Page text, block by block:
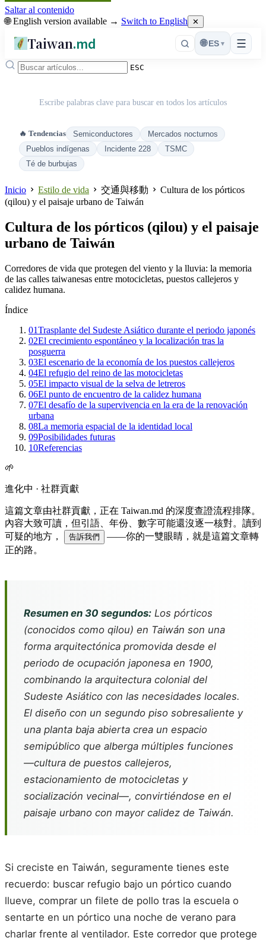
Saltar al contenido
🌐 English version available → Switch to English ✕
Taiwan.md ☰
🌐 ES ▾
ESC
Escribe palabras clave para buscar en todos los artículos
🔥 Tendencias Semiconductores
Mercados nocturnos
Pueblos indígenas
Incidente 228
TSMC
Té de burbujas
Inicio Estilo de vida 交通與移動
Cultura de los pórticos
(qilou) y el paisaje urbano de Taiwán
Cultura de los pórticos (qilou) y el paisaje
urbano de Taiwán
Corredores de vida que protegen del viento y la lluvia: la memoria
de las calles taiwanesas entre motocicletas, puestos callejeros y
calidez humana.
Índice
01Trasplante del Sudeste Asiático durante el periodo japonés
02El crecimiento espontáneo y la localización tras la
posguerra
03El escenario de la economía de los puestos callejeros
04El refugio del reino de las motocicletas
05El impacto visual de la selva de letreros
06El punto de encuentro de la calidez humana
07El desafío de la supervivencia en la era de la renovación
urbana
08La memoria espacial de la identidad local
09Posibilidades futuras
10Referencias
🌱
進化中 · 社群貢獻
這篇文章由社群貢獻，正在 Taiwan.md 的深度查證流程排隊。
內容大致可讀，但引語、年份、數字可能還沒逐一核對。讀到
可疑的地方，
告訴我們
——你的一雙眼睛，就是這篇文章轉
正的路。
Resumen en 30 segundos: Los pórticos
(conocidos como qilou) en Taiwán son una
forma arquitectónica promovida desde el
periodo de ocupación japonesa en 1900,
combinando la arquitectura colonial del
Sudeste Asiático con las necesidades locales.
El diseño con un segundo piso sobresaliente y
una planta baja abierta crea un espacio
semipúblico que alberga múltiples funciones
—cultura de puestos callejeros,
estacionamiento de motocicletas y
socialización vecinal—, convirtiéndose en el
paisaje urbano con mayor calidez de Taiwán.
Si creciste en Taiwán, seguramente tienes este
recuerdo: buscar refugio bajo un pórtico cuando
llueve, comprar un filete de pollo tras la escuela o
sentarte en un pórtico una noche de verano para
charlar frente al ventilador. Este corredor que protege